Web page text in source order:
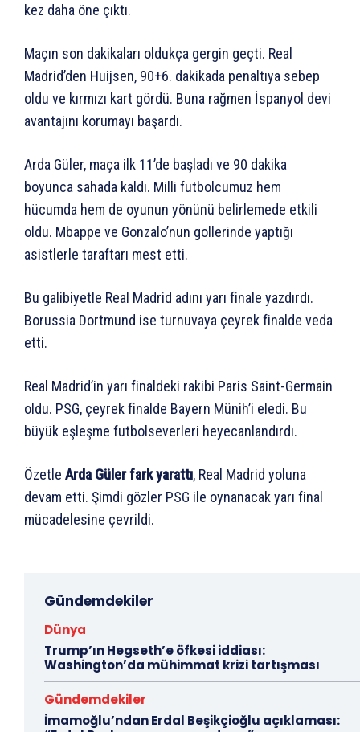
kez daha öne çıktı.
Maçın son dakikaları oldukça gergin geçti. Real
Madrid’den Huijsen, 90+6. dakikada penaltıya sebep
oldu ve kırmızı kart gördü. Buna rağmen İspanyol devi
avantajını korumayı başardı.
Arda Güler, maça ilk 11’de başladı ve 90 dakika
boyunca sahada kaldı. Milli futbolcumuz hem
hücumda hem de oyunun yönünü belirlemede etkili
oldu. Mbappe ve Gonzalo’nun gollerinde yaptığı
asistlerle taraftarı mest etti.
Bu galibiyetle Real Madrid adını yarı finale yazdırdı.
Borussia Dortmund ise turnuvaya çeyrek finalde veda
etti.
Real Madrid’in yarı finaldeki rakibi Paris Saint-Germain
oldu. PSG, çeyrek finalde Bayern Münih’i eledi. Bu
büyük eşleşme futbolseverleri heyecanlandırdı.
Özetle Arda Güler fark yarattı, Real Madrid yoluna
devam etti. Şimdi gözler PSG ile oynanacak yarı final
mücadelesine çevrildi.
Gündemdekiler
Dünya
Trump’ın Hegseth’e öfkesi iddiası:
Washington’da mühimmat krizi tartışması
Gündemdekiler
İmamoğlu’ndan Erdal Beşikçioğlu açıklaması: